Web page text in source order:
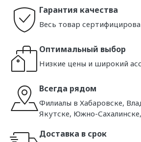
Гарантия качества
Весь товар
Оптимальный выбор
Низкие цены и широкий
Всегда рядом
Филиалы в Хабаровске,
Якутске, Южно-
Доставка в срок